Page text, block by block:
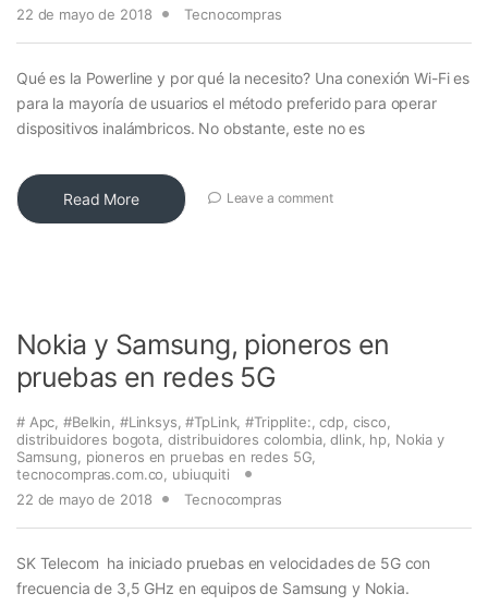
22 de mayo de 2018
Tecnocompras
Qué es la Powerline y por qué la necesito? Una conexión Wi-Fi es
para la mayoría de usuarios el método preferido para operar
dispositivos inalámbricos. No obstante, este no es
Read More Leave a comment
Nokia y Samsung, pioneros en
pruebas en redes 5G
# Apc ,#Belkin #Linksys ,#TpLink ,#Tripplite: ,cdp cisco
distribuidores bogota distribuidores colombia,dlink hp Nokia y
Samsung
pioneros en pruebas en redes 5G
tecnocompras.com.co
ubiuquiti
22 de mayo de 2018
Tecnocompras
SK Telecom ha iniciado pruebas en velocidades de 5G con
frecuencia de 3,5 GHz en equipos de Samsung y Nokia.